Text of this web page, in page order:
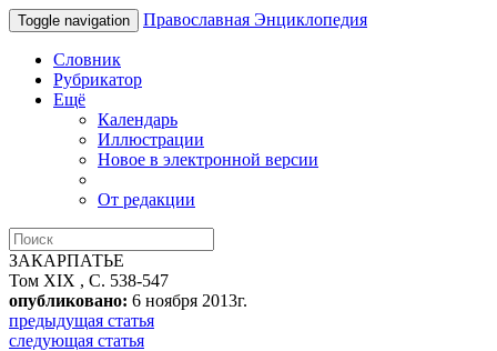
Toggle navigation Православная Энциклопедия
Словник
Рубрикатор
Ещё
Календарь
Иллюстрации
Новое в электронной версии
От редакции
ЗАКАРПАТЬЕ
Том XIX , С. 538-547
опубликовано: 6 ноября 2013г.
предыдущая статья
следующая статья